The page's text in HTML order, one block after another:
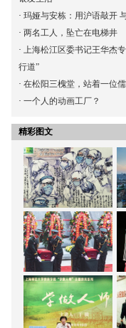
· 玛娅与安栋：用沪语敲开
· 两名工人，坠亡在电梯井
· 上海松江区委书记王华杰
行道”
· 在松阳三槐堂，站着一位
· 一个人的动画工厂？
精彩图文